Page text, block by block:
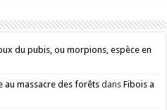
du pubis, ou morpions, espèce en
au massacre des forêts dansFibois a